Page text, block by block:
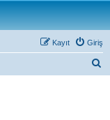
Giriş
Kayıt